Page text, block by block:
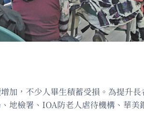
加，不少人畢生積蓄受損。為提升
地檢署、IOA防老人虐待機構、華